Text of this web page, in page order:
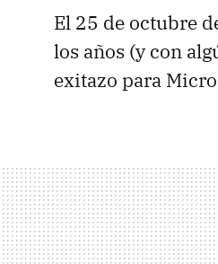
El 25 de octubre
los años (y con
exitazo para